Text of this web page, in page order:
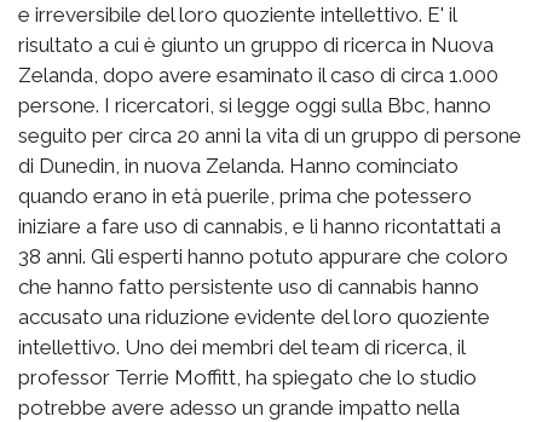
e irreversibile del loro quoziente intellettivo. E' il
risultato a cui è giunto un gruppo di ricerca in Nuova
Zelanda, dopo avere esaminato il caso di circa 1.000
persone. I ricercatori, si legge oggi sulla Bbc, hanno
seguito per circa 20 anni la vita di un gruppo di persone
di Dunedin, in nuova Zelanda. Hanno cominciato
quando erano in età puerile, prima che potessero
iniziare a fare uso di cannabis, e li hanno ricontattati a
38 anni. Gli esperti hanno potuto appurare che coloro
che hanno fatto persistente uso di cannabis hanno
accusato una riduzione evidente del loro quoziente
intellettivo. Uno dei membri del team di ricerca, il
professor Terrie Moffitt, ha spiegato che lo studio
potrebbe avere adesso un grande impatto nella